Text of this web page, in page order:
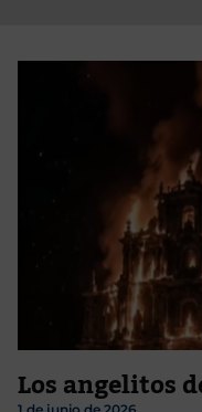
Los angelitos